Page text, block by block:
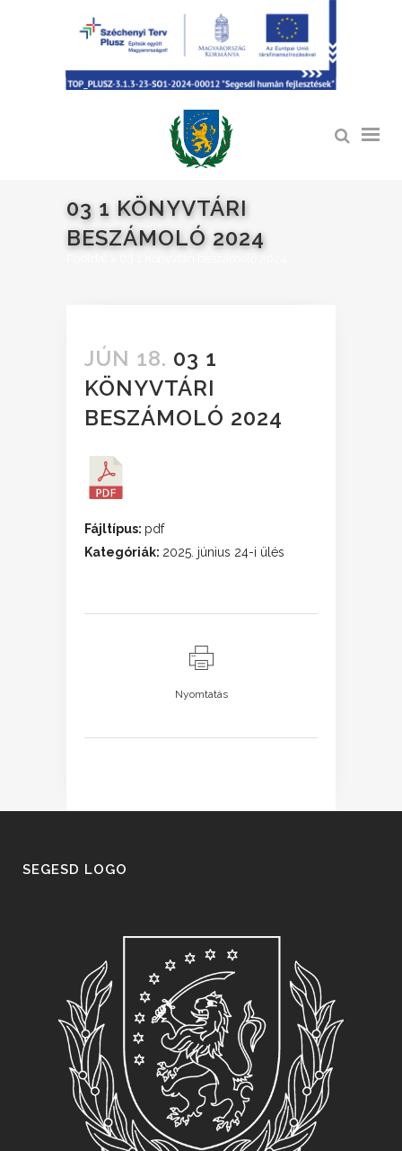
03 1 KÖNYVTÁRI
BESZÁMOLÓ 2024
JÚN 18. 03 1
KÖNYVTÁRI
BESZÁMOLÓ 2024
Fájltípus: pdf
Kategóriák: 2025. június 24-i ülés
Nyomtatás
SEGESD LOGO